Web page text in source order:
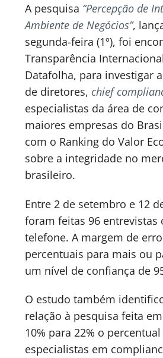
A pesquisa “Percepção de
Ambiente de Negócios”,
segunda-feira (1º), foi
Transparência
Datafolha, para investigar
de diretores, chief
especialistas da área de
maiores empresas do
com o Ranking do Valor
sobre a integridade no
brasileiro.
Entre 2 de setembro e 12
foram feitas 96 entrevistas
telefone. A margem de
percentuais para mais ou
um nível de confiança de
O estudo também
relação à pesquisa feita
10% para 22% o
especialistas em